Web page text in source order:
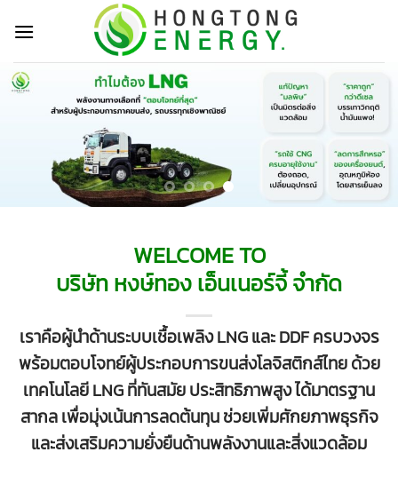
WELCOME TO
บริษัท หงษ์ทอง เอ็นเนอร์จี้ จำกัด
เราคือผู้นำด้านระบบเชื้อเพลิง LNG และ DDF ครบวงจร
พร้อมตอบโจทย์ผู้ประกอบการขนส่งโลจิสติกส์ไทย ด้วย
เทคโนโลยี LNG ที่ทันสมัย ประสิทธิภาพสูง ได้มาตรฐาน
สากล เพื่อมุ่งเน้นการลดต้นทุน ช่วยเพิ่มศักยภาพธุรกิจ
และส่งเสริมความยั่งยืนด้านพลังงานและสิ่งแวดล้อม